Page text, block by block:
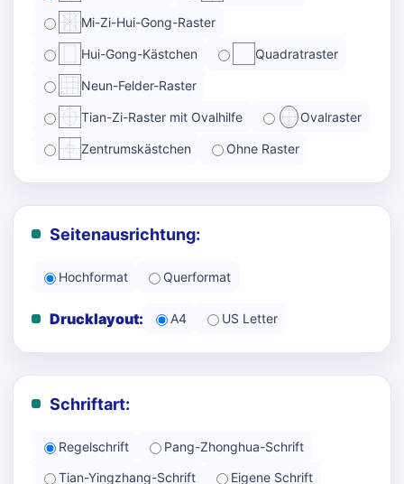
Mi-Zi-Hui-Gong-Raster
Hui-Gong-Kästchen Quadratraster
Neun-Felder-Raster
Tian-Zi-Raster mit Ovalhilfe Ovalraster
Zentrumskästchen Ohne Raster
Seitenausrichtung:
Hochformat Querformat
Drucklayout: A4 US Letter
Schriftart:
Regelschrift
Pang-Zhonghua-Schrift
Tian-Yingzhang-Schrift
Eigene Schrift